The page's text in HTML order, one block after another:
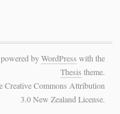
byWordPress with the
Thesis theme.
Creative Commons Attribution
3.0 New Zealand License.